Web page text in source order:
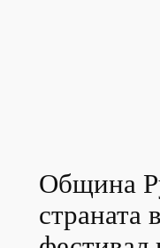
Община
страната